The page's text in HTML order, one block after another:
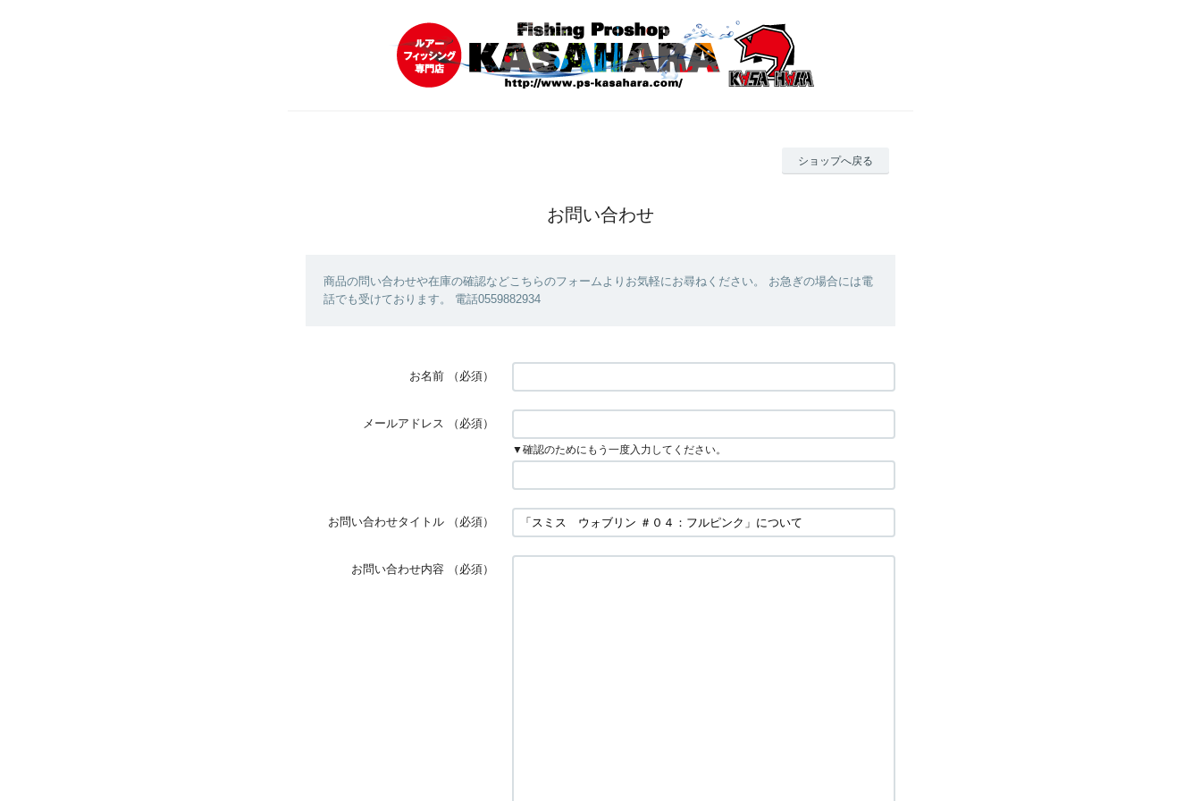
ショップへ戻る
お問い合わせ
商品の問い合わせや在庫の確認などこちらのフォームよりお気軽にお尋ねください。 お急ぎの場合には電
話でも受けております。 電話0559882934
お名前 （必須）
メールアドレス （必須）
▼確認のためにもう一度入力してください。
お問い合わせタイトル （必須）
お問い合わせ内容 （必須）